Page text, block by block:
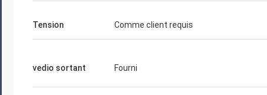
Tension Comme client requis
vedio sortant Fourni